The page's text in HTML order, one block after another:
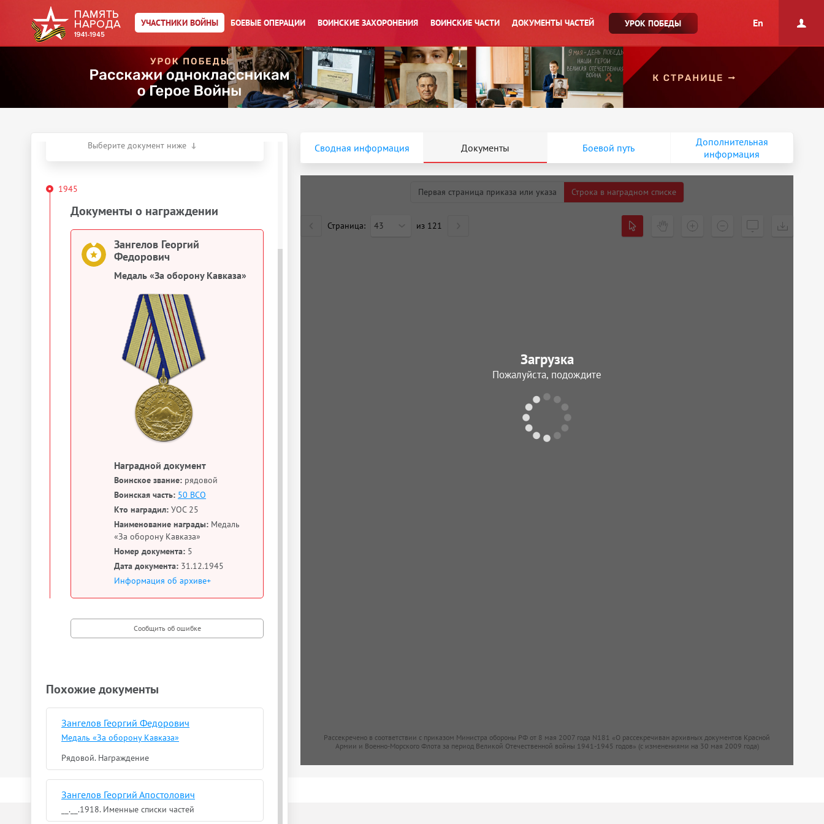
УЧАСТНИКИ ВОЙНЫ БОЕВЫЕ ОПЕРАЦИИ ВОИНСКИЕ ЗАХОРОНЕНИЯ ВОИНСКИЕ ЧАСТИ ДОКУМЕНТЫ ЧАСТЕЙ УРОК ПОБЕДЫ En
Главная страница/
Зангелов Георгий
Федорович
Действия Скачать документы
Выберите документ ниже
1945
Документы о награждении
Зангелов Георгий
Федорович
Медаль «За оборону Кавказа»
Наградной документ
Воинское звание: рядовой
Воинская часть: 50 ВСО
Кто наградил: УОС 25
Наименование награды: Медаль
«За оборону Кавказа»
Номер документа: 5
Дата документа: 31.12.1945
Информация об архиве+
Похожие документы
Зангелов Георгий Федорович
Медаль «За оборону Кавказа»
Рядовой. Награждение
Зангелов Георгий Апостолович
__.__.1918. Именные списки частей
Сводная информация Документы Боевой путь
Дополнительная
информация
Первая страница приказа или указа Строка в наградном списке
Страница: 43 из 121
Рассекречено в соответствии с приказом Министра обороны РФ от 8 мая 2007 года N181 «О рассекречиван архивных документов Красной
Армии и Военно-Морского Флота за период Великой Отечественной войны 1941-1945 годов» (с изменениями на 30 мая 2009 года)
Загрузка
Пожалуйста, подождите